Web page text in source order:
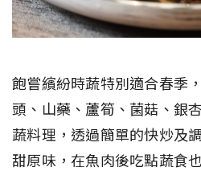
飽嘗繽紛時蔬特別適合春季
頭、山藥、蘆筍、菌菇、銀
蔬料理，透過簡單的快炒及
甜原味，在魚肉後吃點蔬食